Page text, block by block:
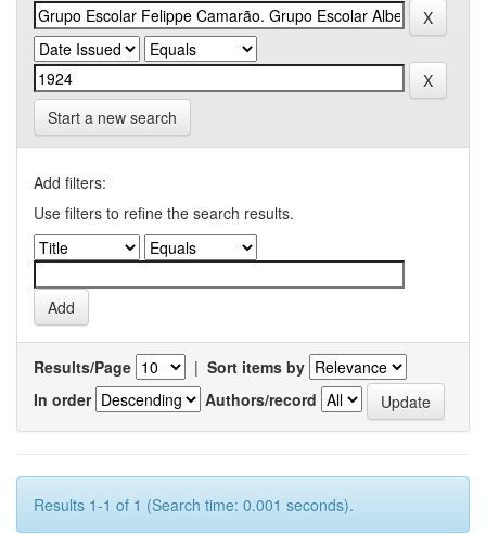
Start a new search
Add filters:
Use filters to refine the search results.
Results/Page | Sort items by
In order
Authors/record
Results 1-1 of 1 (Search time: 0.001 seconds).